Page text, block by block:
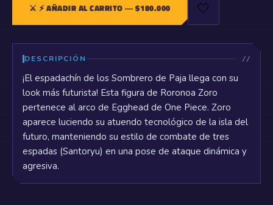
⚔️⚡ AÑADIR AL CARRITO — $180.000 🤍
DESCRIPCIÓN
¡El espadachín de los Sombrero de Paja llega con su
look más futurista! Esta figura de Roronoa Zoro
pertenece al arco de Egghead de One Piece. Zoro
aparece luciendo su atuendo tecnológico de la isla del
futuro, manteniendo su estilo de combate de tres
espadas (Santoryu) en una pose de ataque dinámica y
agresiva.